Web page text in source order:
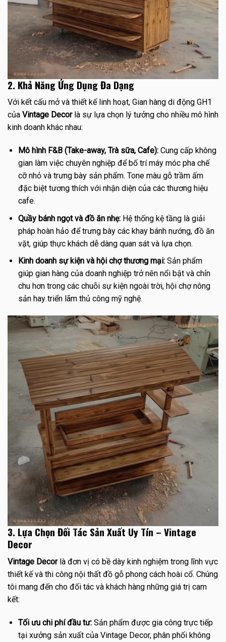
2. Khả Năng Ứng Dụng Đa Dạng
Với kết cấu mở và thiết kế linh hoạt, Gian hàng di động GH1
của Vintage Decorlà sự lựa chọn lý tưởng cho nhiều mô hình
kinh doanh khác nhau:
Mô hình F&B (Take-away, Trà sữa, Cafe):Cung cấp không
gian làm việc chuyên nghiệp để bố trí máy móc pha chế
cỡ nhỏ và trưng bày sản phẩm. Tone màu gỗ trầm ấm
đặc biệt tương thích với nhận diện của các thương hiệu
cafe.
Quầy bánh ngọt và đồ ăn nhẹ:Hệ thống kệ tầng là giải
pháp hoàn hảo để trưng bày các khay bánh nướng, đồ ăn
vặt, giúp thực khách dễ dàng quan sát và lựa chọn.
Kinh doanh sự kiện và hội chợ thương mại:Sản phẩm
giúp gian hàng của doanh nghiệp trở nên nổi bật và chỉn
chu hơn trong các chuỗi sự kiện ngoài trời, hội chợ nông
sản hay triển lãm thủ công mỹ nghệ.
3. Lựa Chọn Đối Tác Sản Xuất Uy Tín – Vintage
Decor
Vintage Decorlà đơn vị có bề dày kinh nghiệm trong lĩnh vực
thiết kế và thi công nội thất đồ gỗ phong cách hoài cổ. Chúng
tôi mang đến cho đối tác và khách hàng những giá trị cam
kết:
Tối ưu chi phí đầu tư:Sản phẩm được gia công trực tiếp
tại xưởng sản xuất của Vintage Decor, phân phối không